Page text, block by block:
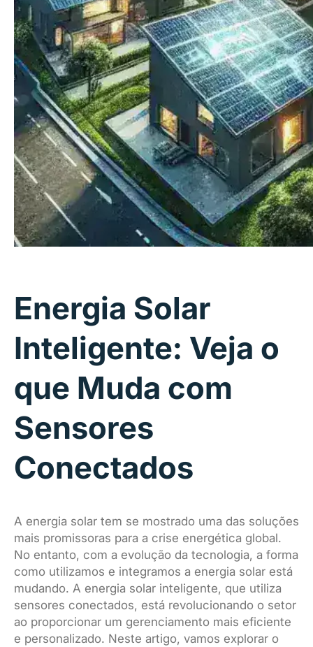
Energia Solar
Inteligente: Veja o
que Muda com
Sensores
Conectados
A energia solar tem se mostrado uma das soluções
mais promissoras para a crise energética global.
No entanto, com a evolução da tecnologia, a forma
como utilizamos e integramos a energia solar está
mudando. A energia solar inteligente, que utiliza
sensores conectados, está revolucionando o setor
ao proporcionar um gerenciamento mais eficiente
e personalizado. Neste artigo, vamos explorar o